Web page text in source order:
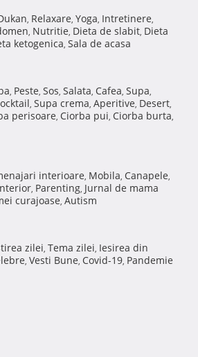
, Relaxare, Yoga, Intretinere,
, Nutritie, Dieta de slabit, Dieta
ketogenica, Sala de acasa
, Peste, Sos, Salata, Cafea, Supa,
, Supa crema, Aperitive, Desert,
perisoare, Ciorba pui, Ciorba burta,
interioare, Mobila, Canapele,
, Parenting, Jurnal de mama
curajoase, Autism
zilei, Tema zilei, Iesirea din
, Vesti Bune, Covid-19, Pandemie